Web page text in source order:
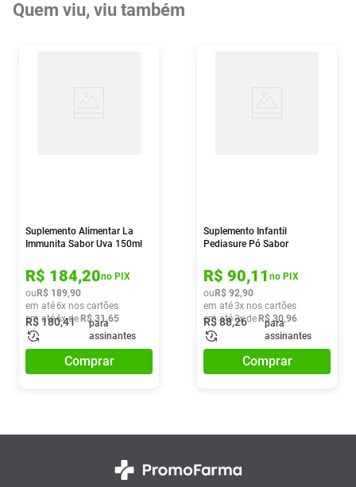
Quem viu, viu também
Suplemento Alimentar La
Immunita Sabor Uva 150ml
R$ 184,20no PIX
ou R$ 189,90
em até6x nos cartões
em até6x de R$ 31,65
R$180,41
para
assinantes
Comprar
Suplemento Infantil
Pediasure Pó Sabor
R$ 90,11 no PIX
ou R$ 92,90
em até3x nos cartões
em até3x de R$ 30,96
R$88,26
para
assinantes
Comprar